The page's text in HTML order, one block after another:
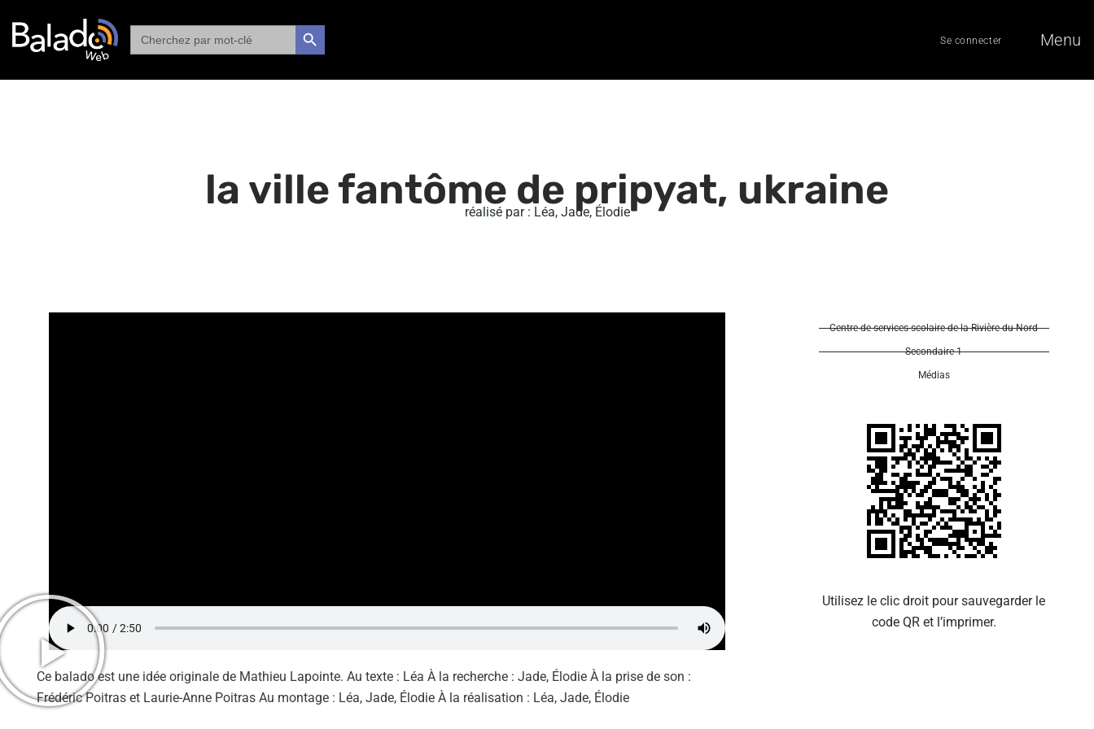
Search
for:
SEARCH BUTTON Se connecter Menu
la ville fantôme de pripyat, ukraine
réalisé par : Léa, Jade, Élodie
Ce balado est une idée originale de Mathieu Lapointe. Au texte : Léa À la recherche : Jade, Élodie À la prise de son :
Frédéric Poitras et Laurie-Anne Poitras Au montage : Léa, Jade, Élodie À la réalisation : Léa, Jade, Élodie
Centre de services scolaire de la Rivière-du-Nord
Secondaire 1
Médias
Utilisez le clic droit pour sauvegarder le
code QR et l’imprimer.